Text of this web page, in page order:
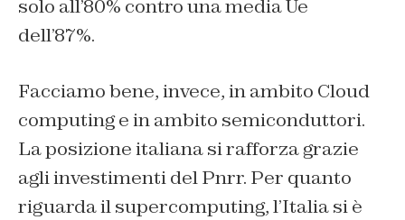
solo all’80% contro una media Ue
dell’87%.
Facciamo bene, invece, in ambito Cloud
computing e in ambito semiconduttori.
La posizione italiana si rafforza grazie
agli investimenti del Pnrr. Per quanto
riguarda il supercomputing, l’Italia si è